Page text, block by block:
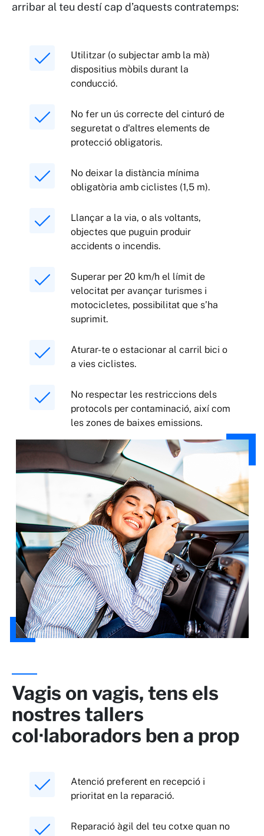
arribar al teu destí cap d’aquests contratemps:
Utilitzar (o subjectar amb la mà)
dispositius mòbils durant la
conducció.
No fer un ús correcte del cinturó de
seguretat o d'altres elements de
protecció obligatoris.
No deixar la distància mínima
obligatòria amb ciclistes (1,5 m).
Llançar a la via, o als voltants,
objectes que puguin produir
accidents o incendis.
Superar per 20 km/h el límit de
velocitat per avançar turismes i
motocicletes, possibilitat que s’ha
suprimit.
Aturar-te o estacionar al carril bici o
a vies ciclistes.
No respectar les restriccions dels
protocols per contaminació, així com
les zones de baixes emissions.
Vagis on vagis, tens els
nostres tallers
col·laboradors ben a prop
Atenció preferent en recepció i
prioritat en la reparació.
Reparació àgil del teu cotxe quan no